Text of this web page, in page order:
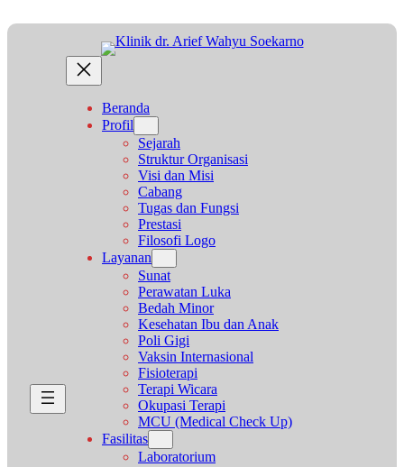
ke
Beranda
Profil
Sejarah
Struktur Organisasi
Visi dan Misi
Cabang
Tugas dan Fungsi
Prestasi
Filosofi Logo
Layanan
Sunat
Perawatan Luka
Bedah Minor
Kesehatan Ibu dan Anak
Poli Gigi
Vaksin Internasional
Fisioterapi
Terapi Wicara
Okupasi Terapi
MCU (Medical Check Up)
Fasilitas
Laboratorium